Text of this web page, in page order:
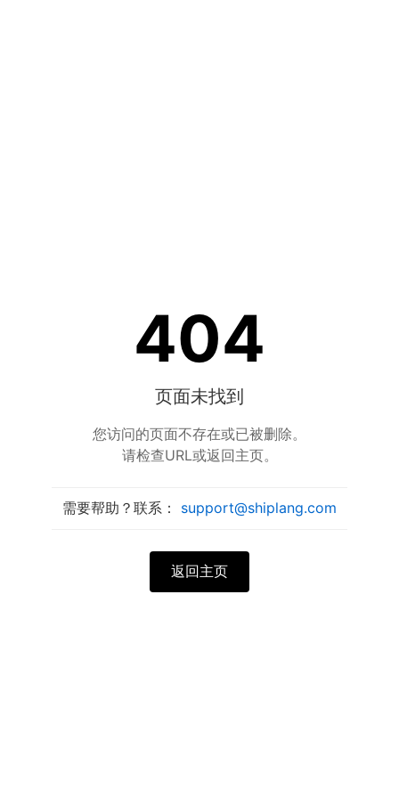
404
页面未找到
您访问的页面不存在或已被删除。
请检查URL或返回主页。
需要帮助？联系： support@shiplang.com
返回主页